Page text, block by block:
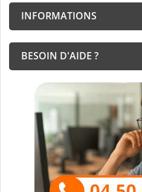
INFORMATIONS
BESOIN D'AIDE ?